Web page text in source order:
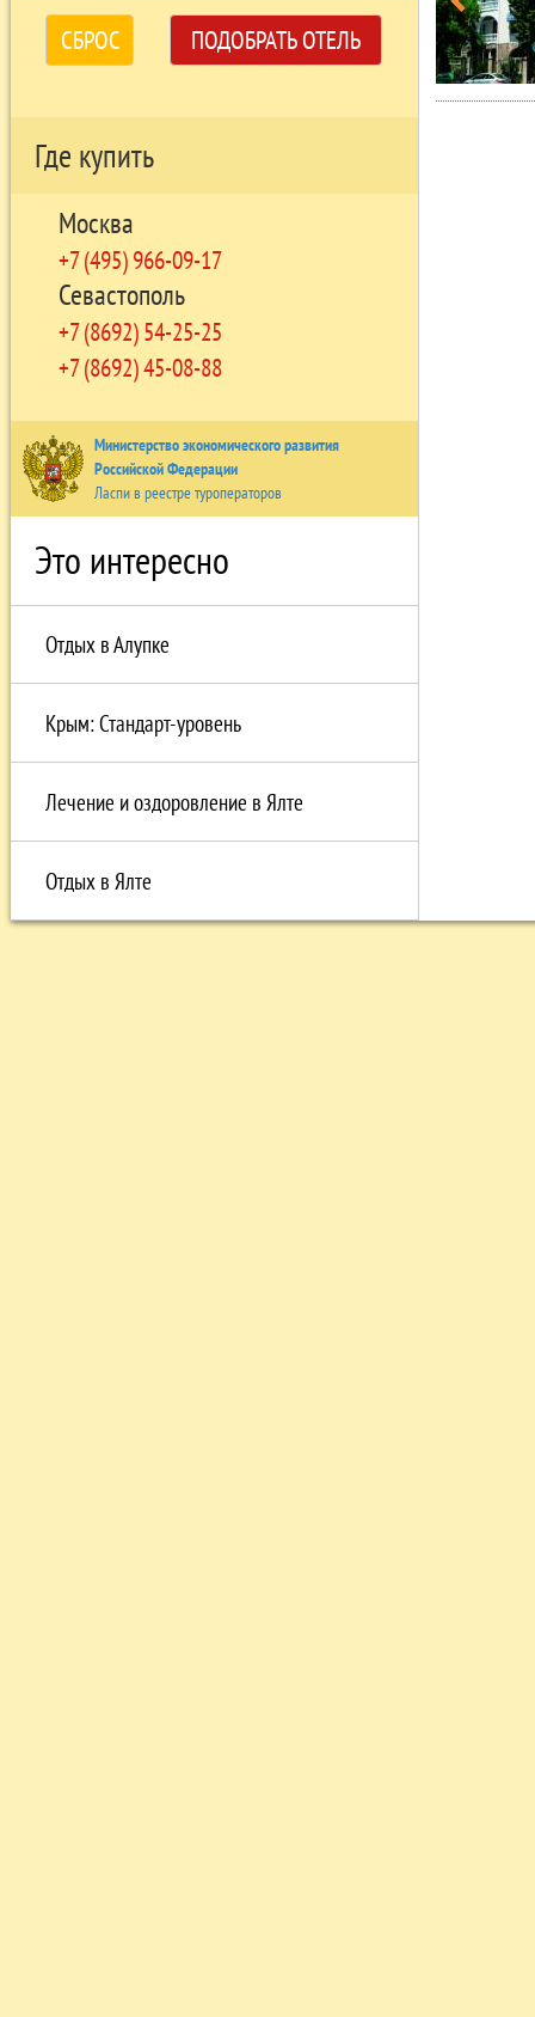
СБРОС ПОДОБРАТЬ ОТЕЛЬ
Где купить
Москва
+7 (495) 966-09-17
Севастополь
+7 (8692) 54-25-25
+7 (8692) 45-08-88
Министерство экономического развития
Российской Федерации
Ласпи в реестре туроператоров
Это интересно
Отдых в Алупке
Крым: Стандарт-уровень
Лечение и оздоровление в Ялте
Отдых в Ялте